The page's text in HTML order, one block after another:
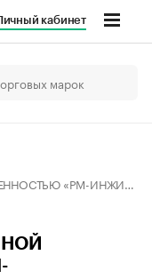
кабинет
ОБЩЕСТВО С ОГРАНИЧЕННОЙ ОТВЕТСТВЕННОСТЬЮ «РМ-ИНЖИНИРИНГ»